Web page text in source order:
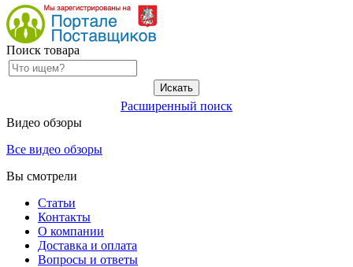
Поиск товара
Расширенный поиск
Видео обзоры
Все видео обзоры
Вы смотрели
Статьи
Контакты
О компании
Доставка и оплата
Вопросы и ответы